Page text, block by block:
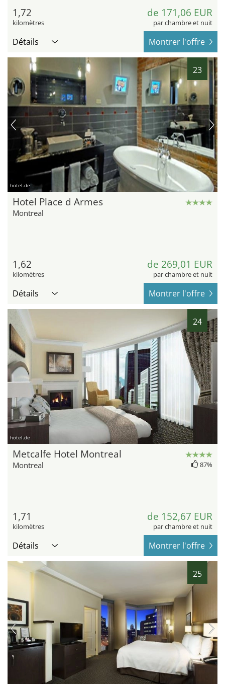
1,72
kilomètres
de 171,06 EUR
par chambre et nuit
Détails Montrer l'offre
23
hotel.de
Hotel Place d Armes
Montreal
1,62
kilomètres
de 269,01 EUR
par chambre et nuit
Détails Montrer l'offre
24
hotel.de
Metcalfe Hotel Montreal
Montreal 87%
1,71
kilomètres
de 152,67 EUR
par chambre et nuit
Détails Montrer l'offre
25